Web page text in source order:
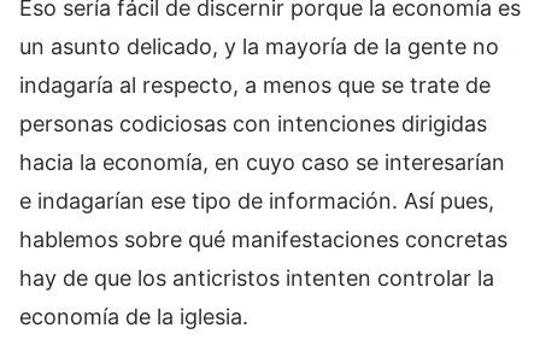
Eso sería fácil de discernir porque la economía es
un asunto delicado, y la mayoría de la gente no
indagaría al respecto, a menos que se trate de
personas codiciosas con intenciones dirigidas
hacia la economía, en cuyo caso se interesarían
e indagarían ese tipo de información. Así pues,
hablemos sobre qué manifestaciones concretas
hay de que los anticristos intenten controlar la
economía de la iglesia.